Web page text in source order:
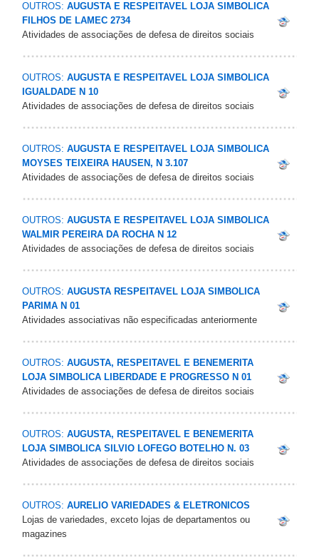
OUTROS: AUGUSTA E RESPEITAVEL LOJA SIMBOLICA
FILHOS DE LAMEC 2734
Atividades de associações de defesa de direitos sociais
OUTROS: AUGUSTA E RESPEITAVEL LOJA SIMBOLICA
IGUALDADE N 10
Atividades de associações de defesa de direitos sociais
OUTROS: AUGUSTA E RESPEITAVEL LOJA SIMBOLICA
MOYSES TEIXEIRA HAUSEN, N 3.107
Atividades de associações de defesa de direitos sociais
OUTROS: AUGUSTA E RESPEITAVEL LOJA SIMBOLICA
WALMIR PEREIRA DA ROCHA N 12
Atividades de associações de defesa de direitos sociais
OUTROS: AUGUSTA RESPEITAVEL LOJA SIMBOLICA
PARIMA N 01
Atividades associativas não especificadas anteriormente
OUTROS: AUGUSTA, RESPEITAVEL E BENEMERITA
LOJA SIMBOLICA LIBERDADE E PROGRESSO N 01
Atividades de associações de defesa de direitos sociais
OUTROS: AUGUSTA, RESPEITAVEL E BENEMERITA
LOJA SIMBOLICA SILVIO LOFEGO BOTELHO N. 03
Atividades de associações de defesa de direitos sociais
OUTROS: AURELIO VARIEDADES & ELETRONICOS
Lojas de variedades, exceto lojas de departamentos ou
magazines